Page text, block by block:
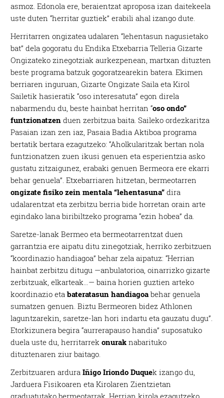
asmoz. Edonola ere, beraientzat aproposa izan daitekeela
uste duten “herritar guztiek” erabili ahal izango dute.
Herritarren ongizatea udalaren “lehentasun nagusietako
bat” dela gogoratu du Endika Etxebarria Telleria Gizarte
Ongizateko zinegotziak aurkezpenean, martxan dituzten
beste programa batzuk gogoratzearekin batera. Ekimen
berriaren inguruan, Gizarte Ongizate Saila eta Kirol
Sailetik hasieratik “oso interesatuta” egon direla
nabarmendu du, beste hainbat herritan “oso ondo”
funtzionatzen duen zerbitzua baita. Saileko ordezkaritza
Pasaian izan zen iaz, Pasaia Badia Aktiboa programa
bertatik bertara ezagutzeko: “Aholkularitzak bertan nola
funtzionatzen zuen ikusi genuen eta esperientzia asko
gustatu zitzaigunez, erabaki genuen Bermeora ere ekarri
behar genuela”. Etxebarriaren hitzetan, bermeotarren
ongizate fisiko zein mentala “lehentasuna” dira
udalarentzat eta zerbitzu berria bide horretan orain arte
egindako lana biribiltzeko programa “ezin hobea” da.
Saretze-lanak Bermeo eta bermeotarrentzat duen
garrantzia ere aipatu ditu zinegotziak, herriko zerbitzuen
“koordinazio handiagoa” behar zela aipatuz: “Herrian
hainbat zerbitzu ditugu —anbulatorioa, oinarrizko gizarte
zerbitzuak, elkarteak…— baina horien guztien arteko
koordinazio etabateratasun handiagoa behar genuela
sumatzen genuen. Biztu Bermeoren bidez Athlonen
laguntzarekin, saretze-lan hori indartu eta gauzatu dugu”.
Etorkizunera begira “aurrerapauso handia” suposatuko
duela uste du, herritarrekonurak nabarituko
dituztenaren ziur baitago.
Zerbitzuaren arduraIñigo Iriondo Duquek izango du,
Jarduera Fisikoaren eta Kirolaren Zientzietan
graduatutako bermeotarrak. Herrian kirola ezagutzeko